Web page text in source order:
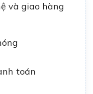
và giao hàng
toán